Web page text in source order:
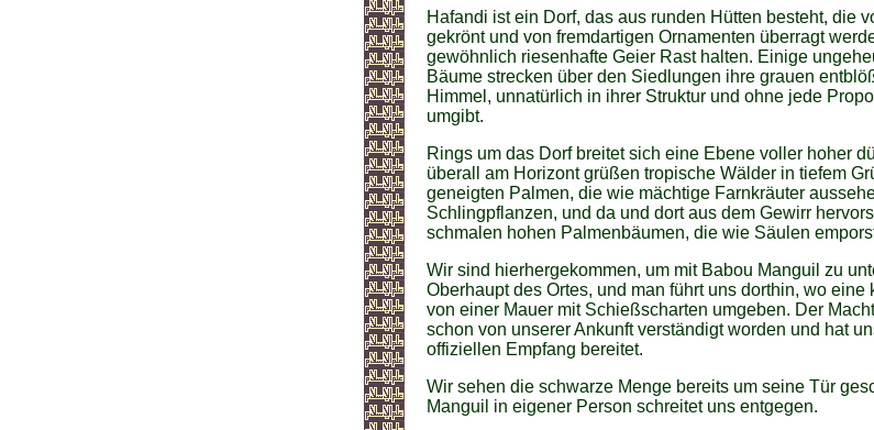
Hafandi ist ein Dorf, das aus runden Hütten besteht, die
gekrönt und von fremdartigen Ornamenten überragt
gewöhnlich riesenhafte Geier Rast halten. Einige
Bäume strecken über den Siedlungen ihre grauen
Himmel, unnatürlich in ihrer Struktur und ohne jede
umgibt.
Rings um das Dorf breitet sich eine Ebene voller hoher
überall am Horizont grüßen tropische Wälder in tiefem
geneigten Palmen, die wie mächtige Farnkräuter
Schlingpflanzen, und da und dort aus dem Gewirr
schmalen hohen Palmenbäumen, die wie Säulen
Wir sind hierhergekommen, um mit Babou Manguil zu
Oberhaupt des Ortes, und man führt uns dorthin, wo eine
von einer Mauer mit Schießscharten umgeben. Der
schon von unserer Ankunft verständigt worden und hat
offiziellen Empfang bereitet.
Wir sehen die schwarze Menge bereits um seine Tür
Manguil in eigener Person schreitet uns entgegen.